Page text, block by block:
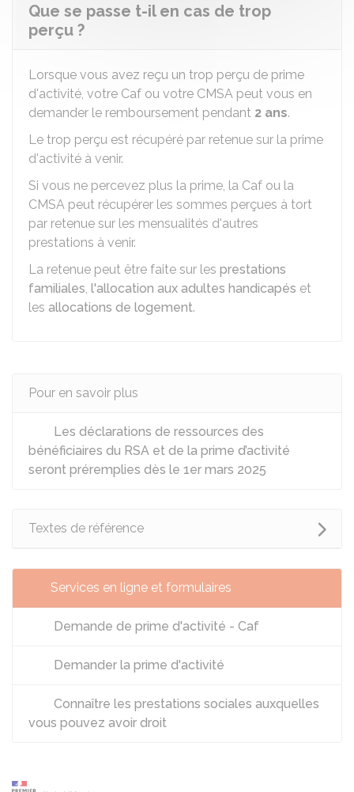
Que se passe t-il en cas de trop
perçu ?
Lorsque vous avez reçu un trop perçu de prime
d'activité, votre Caf ou votre CMSA peut vous en
demander le remboursement pendant 2 ans.
Le trop perçu est récupéré par retenue sur la prime
d'activité à venir.
Si vous ne percevez plus la prime, la Caf ou la
CMSA peut récupérer les sommes perçues à tort
par retenue sur les mensualités d'autres
prestations à venir.
La retenue peut être faite sur les prestations
familiales, l'allocation aux adultes handicapés et
les allocations de logement.
Pour en savoir plus
Les déclarations de ressources des
bénéficiaires du RSA et de la prime d’activité
seront préremplies dès le 1er mars 2025
Textes de référence
Services en ligne et formulaires
Demande de prime d'activité - Caf
Demander la prime d'activité
Connaître les prestations sociales auxquelles
vous pouvez avoir droit